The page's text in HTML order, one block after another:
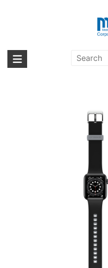
海外輸入ブラ
海外事業部が取り揃えている海外
ランド」をはじめ「ユニークな商
38/40/41MM